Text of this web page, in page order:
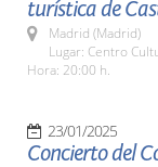
turística de
Madrid (Madrid)
Lugar: Centro
Hora: 20:00 h.
23/01/2025
Concierto del